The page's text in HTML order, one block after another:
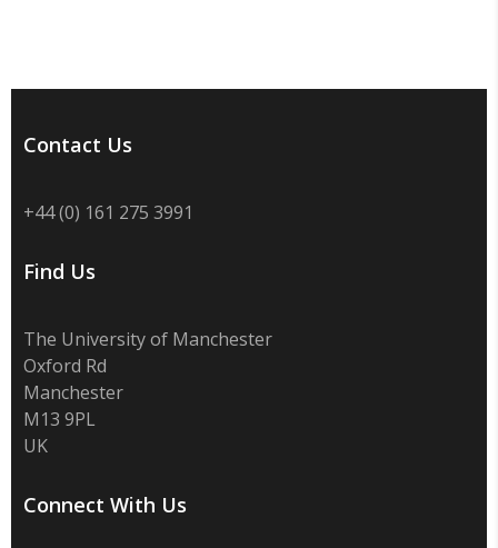
Contact Us
+44 (0) 161 275 3991
Find Us
The University of Manchester
Oxford Rd
Manchester
M13 9PL
UK
Connect With Us